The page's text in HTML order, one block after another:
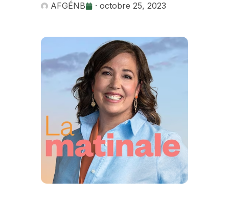
AFGÉNB · octobre 25, 2023